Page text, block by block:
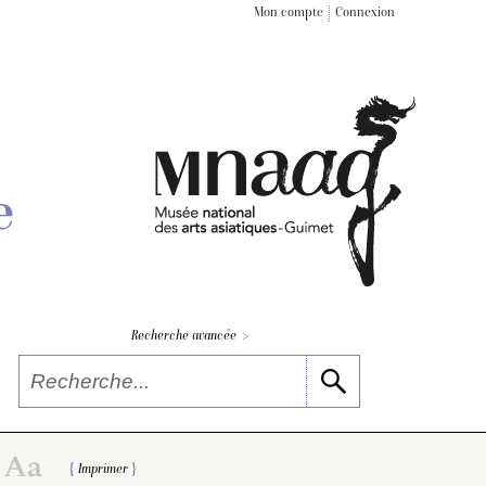
Mon compte Connexion
Recherche avancée >
Imprimer